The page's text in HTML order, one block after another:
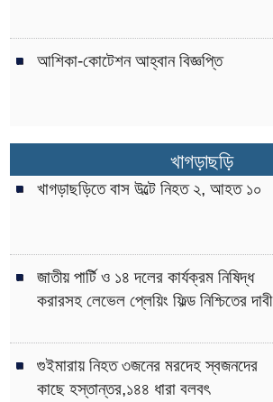
আশিকা-কোটেশন আহ্বান বিজ্ঞপ্তি
খাগড়াছড়ি
খাগড়াছড়িতে বাস উল্টে নিহত ২, আহত ১০
জাতীয় পার্টি ও ১৪ দলের কার্যক্রম নিষিদ্ধ
করারসহ লেভেল প্লেয়িং ফিল্ড নিশ্চিতের দাবী
গুইমারায় নিহত ৩জনের মরদেহ স্বজনদের
কাছে হস্তান্তর,১৪৪ ধারা বলবৎ